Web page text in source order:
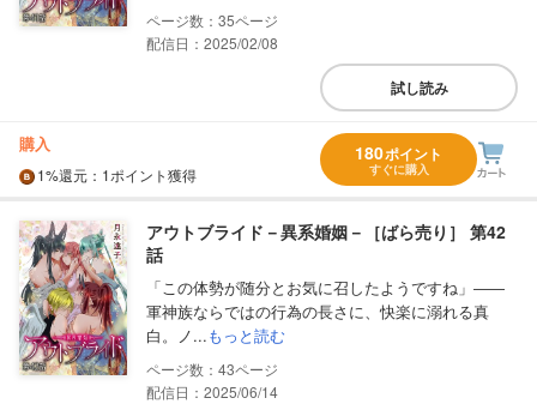
35
配信日：2025/02/08
試し読み
購入
1%還元 ：1ポイント獲得
180ポイント
すぐに購入
アウトブライド－異系婚姻－［ばら売り］ 第42
話
「この体勢が随分とお気に召したようですね」――
軍神族ならではの行為の長さに、快楽に溺れる真
白。ノ...もっと読む
43
配信日：2025/06/14